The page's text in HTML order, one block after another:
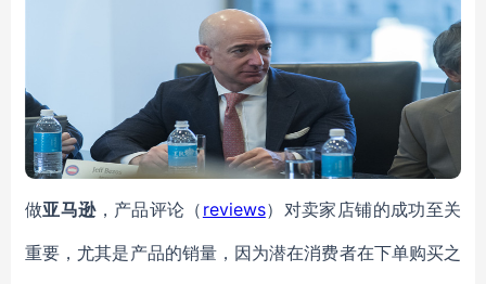
做亚马逊，产品评论（ reviews）对卖家店铺的成功至关
重要，尤其是产品的销量，因为潜在消费者在下单购买之